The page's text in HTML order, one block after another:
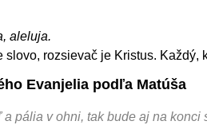
aleluja.
slovo, rozsievač je Kristus. Každý,
Evanjelia podľa Matúša
pália v ohni, tak bude aj na konci